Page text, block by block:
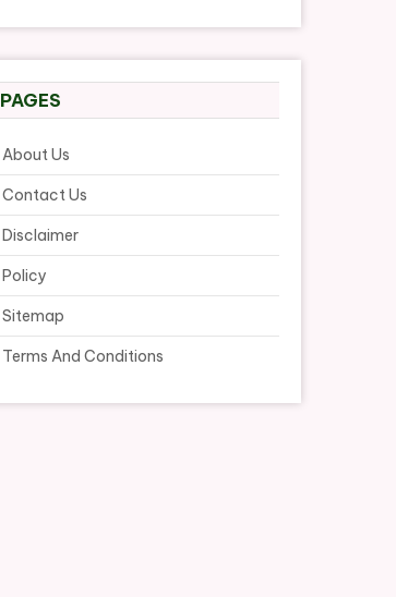
PAGES
About Us
Contact Us
Disclaimer
Policy
Sitemap
Terms And Conditions